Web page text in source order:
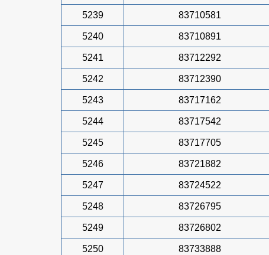
5239 83710581
5240 83710891
5241 83712292
5242 83712390
5243 83717162
5244 83717542
5245 83717705
5246 83721882
5247 83724522
5248 83726795
5249 83726802
5250 83733888